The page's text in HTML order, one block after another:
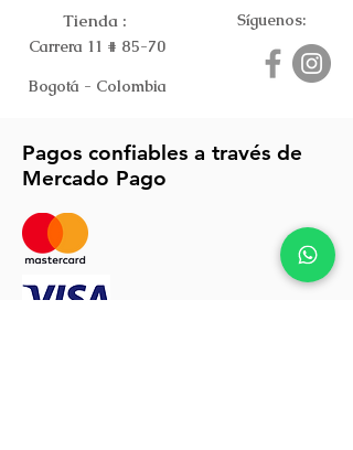
Tienda :
Carrera 11 # 85-70
Bogotá - Colombia
Síguenos:
Pagos confiables a través de
Mercado Pago